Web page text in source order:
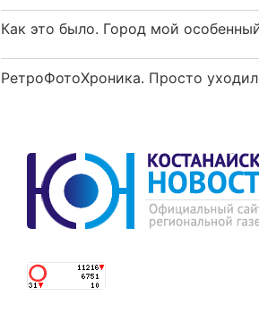
Как это было. Город мой
РетроФотоХроника. Просто